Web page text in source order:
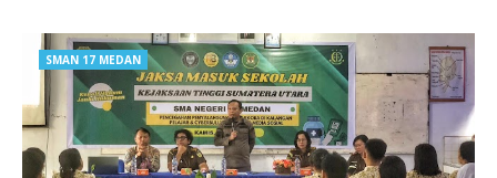
SMAN 17 MEDAN